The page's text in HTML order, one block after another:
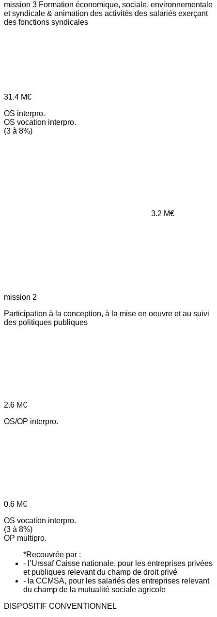
mission 3 Formation économique, sociale, environnementale
et syndicale & animation des activités des salariés exerçant
des fonctions syndicales
31.4 M€
OS interpro.
OS vocation interpro.
(3 à 8%)
3.2 M€
mission 2
Participation à la conception, à la mise en oeuvre et au suivi
des politiques publiques
2.6 M€
OS/OP interpro.
0.6 M€
OS vocation interpro.
(3 à 8%)
OP multipro.
*Recouvrée par :
- l’Urssaf Caisse nationale, pour les entreprises privées
et publiques relevant du champ de droit privé
- la CCMSA, pour les salariés des entreprises relevant
du champ de la mutualité sociale agricole
DISPOSITIF CONVENTIONNEL